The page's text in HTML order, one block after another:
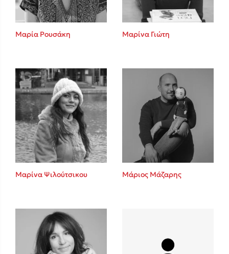
Κώστας Κρομμύδας
Το λιμάνι μου είσαι εσύ
Ιωάννης Γλωσσόπουλος
Ένας γίγαντας στο σχολείο
Πάνω, κάτω, μπροστά, πίσω
Μαρία Ρουσάκη Μαρίνα Γιώτη
Μαρίνα Ψιλούτσικου Μάριος Μάζαρης